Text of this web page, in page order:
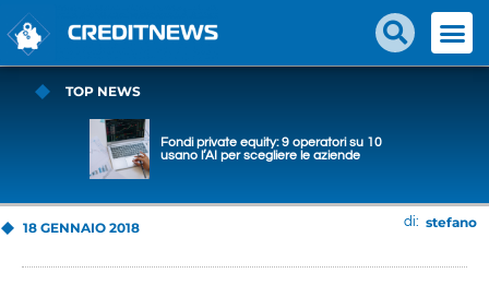
TOP NEWS
Fondi private equity: 9 operatori su 10
usano l’AI per scegliere le aziende
18 GENNAIO 2018 di: stefano